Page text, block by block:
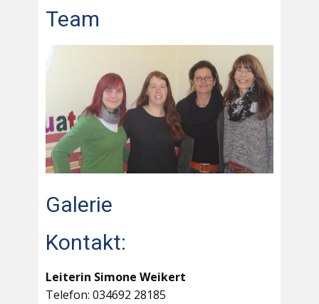
Team
Galerie
Kontakt:
Leiterin Simone Weikert
Telefon: 034692 28185